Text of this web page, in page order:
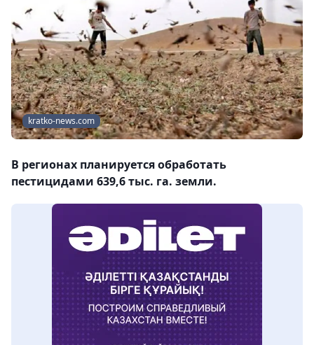
kratko-news.com
В регионах планируется обработать
пестицидами 639,6 тыс. га. земли.